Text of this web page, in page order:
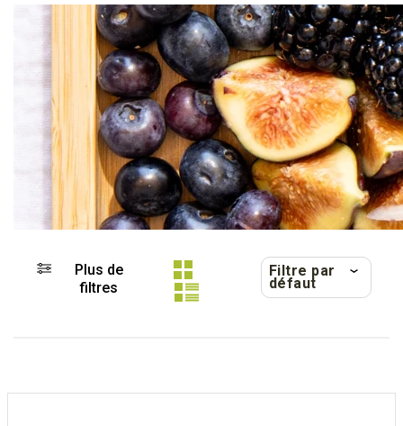
Plus de
filtres
Filtre par
défaut